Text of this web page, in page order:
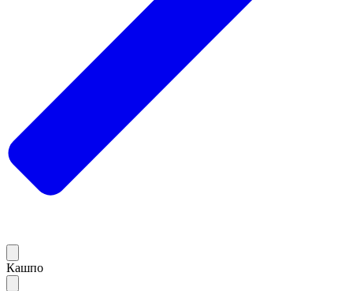
Кашпо